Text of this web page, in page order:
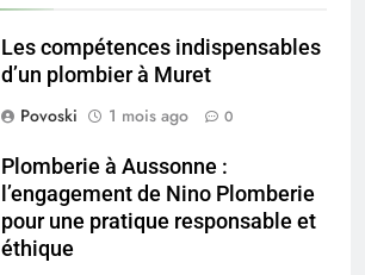
Les compétences indispensables
d’un plombier à Muret
Povoski
1 mois ago 0
Plomberie à Aussonne :
l’engagement de Nino Plomberie
pour une pratique responsable et
éthique
Prévenir les chutes chez les
seniors: aménagement et
exercices
BIEN ÊTRE
Voyance à La Rochelle : où
trouver un accompagnement